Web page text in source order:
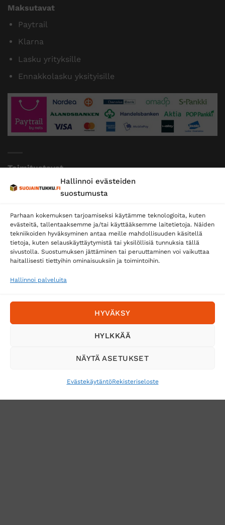
Hallinnoi evästeiden
suostumusta
Parhaan kokemuksen tarjoamiseksi käytämme teknologioita, kuten
evästeitä, tallentaaksemme ja/tai käyttääksemme laitetietoja. Näiden
tekniikoiden hyväksyminen antaa meille mahdollisuuden käsitellä
tietoja, kuten selauskäyttäytymistä tai yksilöllisiä tunnuksia tällä
sivustolla. Suostumuksen jättäminen tai peruuttaminen voi vaikuttaa
haitallisesti tiettyihin ominaisuuksiin ja toimintoihin.
Hallinnoi palveluita
HYVÄKSY
HYLKKÄÄ
NÄYTÄ ASETUKSET
EvästekäytäntöRekisteriseloste
Maksutavat
Paytrail
Klarna
Lasku yrityksille
Ennakkolasku yksityisille
Toimitustavat
Posti
Postnord
Tilaa uutiskirje ja saat erikoisalennuksia